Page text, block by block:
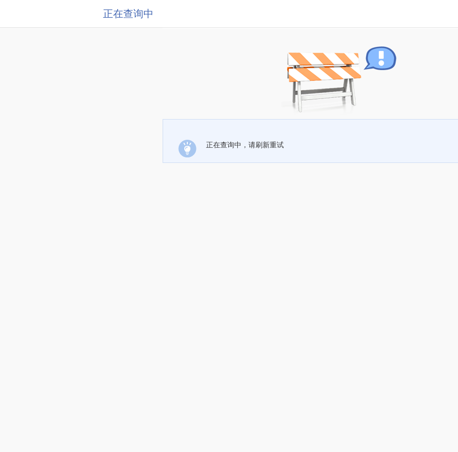
正在查询中
正在查询中，请刷新重试